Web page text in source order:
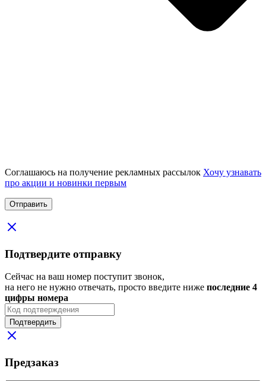
Соглашаюсь на получение рекламных рассылок Хочу узнавать
про акции и новинки первым
Подтвердите отправку
Сейчас на ваш номер поступит звонок,
на него не нужно отвечать, просто введите ниже последние 4
цифры номера
Подтвердить
Предзаказ